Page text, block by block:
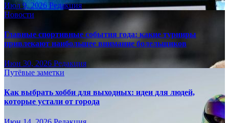
Июл 9, 2026 Редакция
Новости
Главные спортивные события года: какие турниры
привлекают наибольшее внимание болельщиков
Июн 30, 2026 Редакция
Путёвые заметки
Как выбрать хобби для выходных: идеи для людей,
которые устали от города